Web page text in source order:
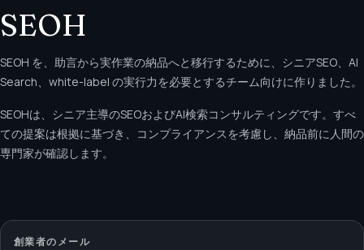
SEOH
SEOH を、助言から実作業の納品へと移行するために、シニアSEO、AI
Search、white-label の実行力を必要とするチーム向けに作りました。
SEOHは、シニア主導のSEOおよびAI検索コンサルティングです。すべ
ての提案は根拠に基づき、コンプライアンスを考慮し、納品前に人間の
専門家が確認します。
創業者のメール